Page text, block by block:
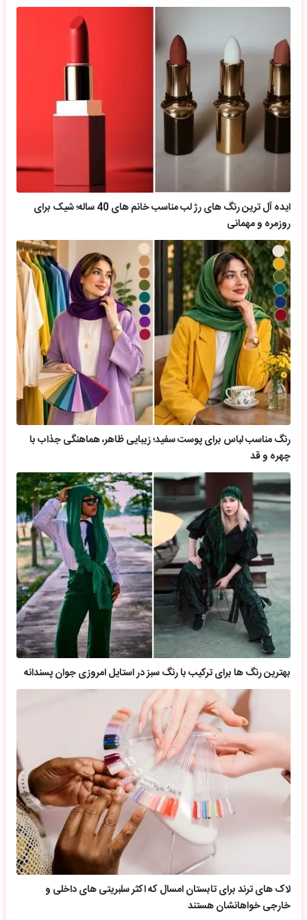
ایده آل ترین رنگ های رژ لب مناسب خانم های 40 ساله؛ شیک برای
روزمره و مهمانی
رنگ مناسب لباس برای پوست سفید؛ زیبایی ظاهر، هماهنگی جذاب با
چهره و قد
بهترین رنگ ها برای ترکیب با رنگ سبز در استایل امروزی جوان پسندانه
لاک های ترند برای تابستان امسال که اکثر سلبریتی های داخلی و
خارجی خواهانشان هستند